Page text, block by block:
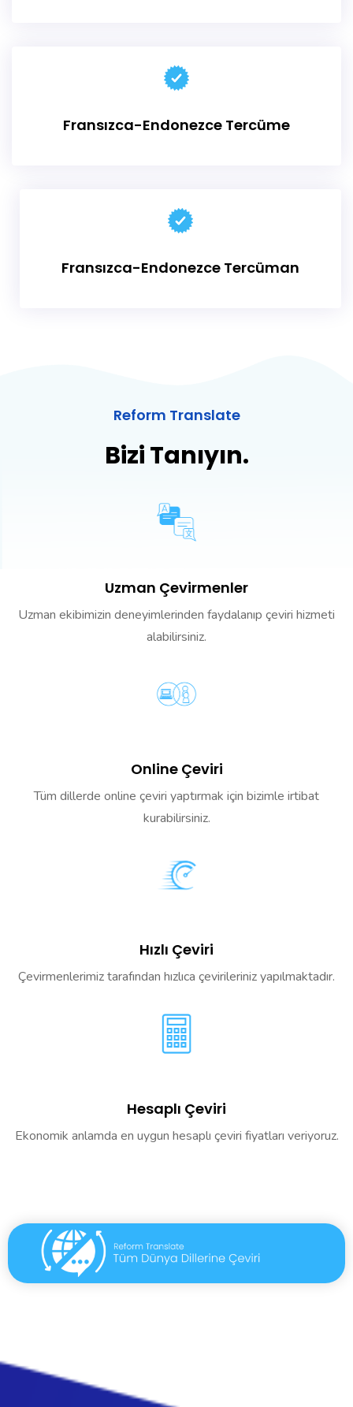
Fransızca-Endonezce Tercüme
Fransızca-Endonezce Tercüman
Reform Translate
Bizi Tanıyın.
Uzman Çevirmenler
Uzman ekibimizin deneyimlerinden faydalanıp çeviri hizmeti
alabilirsiniz.
Online Çeviri
Tüm dillerde online çeviri yaptırmak için bizimle irtibat
kurabilirsiniz.
Hızlı Çeviri
Çevirmenlerimiz tarafından hızlıca çevirileriniz yapılmaktadır.
Hesaplı Çeviri
Ekonomik anlamda en uygun hesaplı çeviri fiyatları veriyoruz.